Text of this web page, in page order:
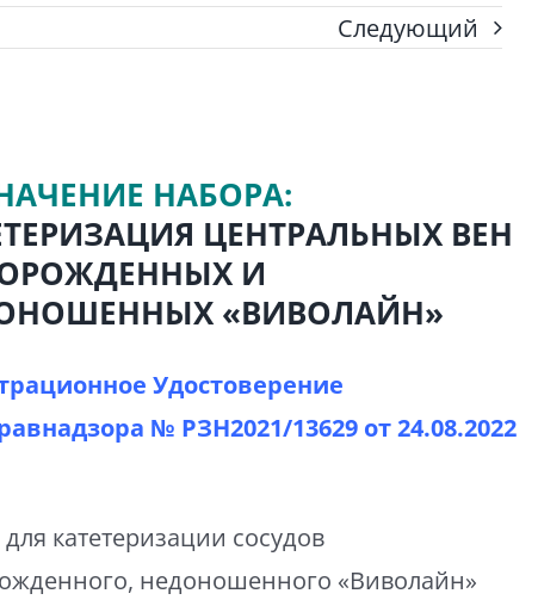
Следующий
НАБОРА:
ЦЕНТРАЛЬНЫХ ВЕН
И
«ВИВОЛАЙН»
Удостоверение
№ РЗН2021/13629 от24.08.2022
катетеризации сосудов
недоношенного «Виволайн»